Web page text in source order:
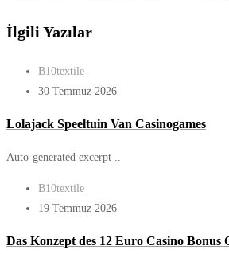
İlgili Yazılar
B10textile
30 Temmuz 2026
Lolajack Speeltuin Van Casinogames
Auto-generated excerpt ..
B10textile
19 Temmuz 2026
Das Konzept des 12 Euro Casino Bonus